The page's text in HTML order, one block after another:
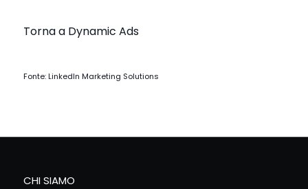
Torna a Dynamic Ads
Fonte: LinkedIn Marketing Solutions
CHI SIAMO